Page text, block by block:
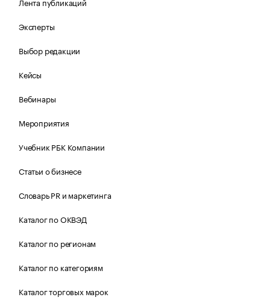
Эксперты
Выбор редакции
Кейсы
Вебинары
Мероприятия
Учебник РБК Компании
Статьи о бизнесе
Словарь PR и маркетинга
Каталог по ОКВЭД
Каталог по регионам
Каталог по категориям
Каталог торговых марок